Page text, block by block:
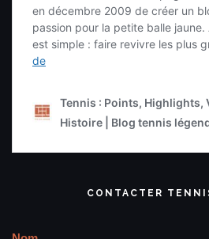
CONTACTER